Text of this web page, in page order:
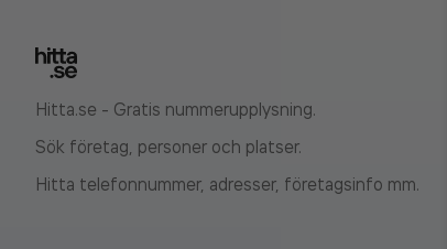
Hitta.se - Gratis nummerupplysning.
Sök företag, personer och platser.
Hitta telefonnummer, adresser, företagsinfo mm.